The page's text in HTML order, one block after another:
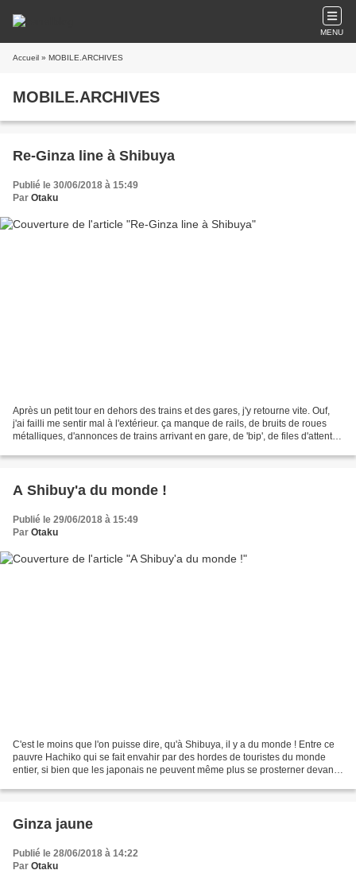
MENU
Accueil » MOBILE.ARCHIVES
MOBILE.ARCHIVES
Re-Ginza line à Shibuya
Publié le 30/06/2018 à 15:49
Par Otaku
Après un petit tour en dehors des trains et des gares, j'y retourne vite. Ouf,
j'ai failli me sentir mal à l'extérieur. ça manque de rails, de bruits de roues
métalliques, d'annonces de trains arrivant en gare, de 'bip', de files d'attente
A Shibuy'a du monde !
Publié le 29/06/2018 à 15:49
Par Otaku
C'est le moins que l'on puisse dire, qu'à Shibuya, il y a du monde ! Entre ce
pauvre Hachiko qui se fait envahir par des hordes de touristes du monde
entier, si bien que les japonais ne peuvent même plus se prosterner devant
Ginza jaune
Publié le 28/06/2018 à 14:22
Par Otaku